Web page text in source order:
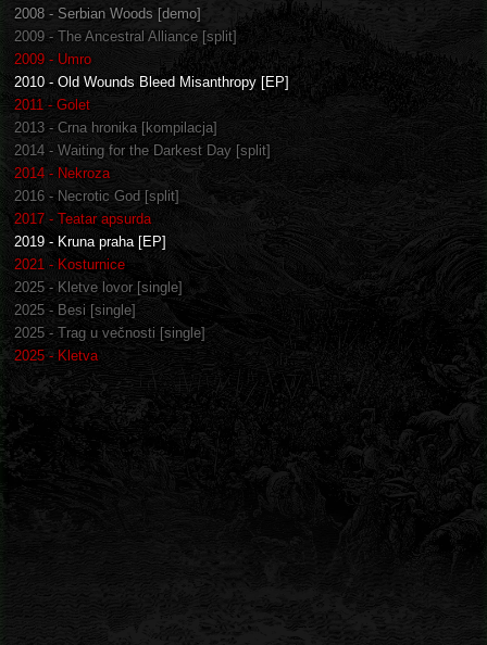
2008 - Serbian Woods [demo]
2009 - The Ancestral Alliance [split]
2009 - Umro
2010 - Old Wounds Bleed Misanthropy [EP]
2011 - Golet
2013 - Crna hronika [kompilacja]
2014 - Waiting for the Darkest Day [split]
2014 - Nekroza
2016 - Necrotic God [split]
2017 - Teatar apsurda
2019 - Kruna praha [EP]
2021 - Kosturnice
2025 - Kletve lovor [single]
2025 - Besi [single]
2025 - Trag u večnosti [single]
2025 - Kletva